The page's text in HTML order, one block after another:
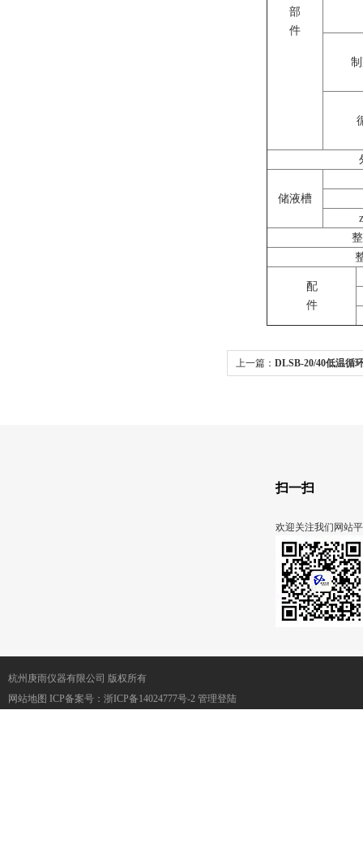
部
件
储液槽
配
件
上一篇： DLSB-20/40低温循
扫一扫
欢迎关注我们网站
杭州庚雨仪器有限公司 版权所有
网站地图 ICP备案号： 浙ICP备14024777号-2 管理登陆